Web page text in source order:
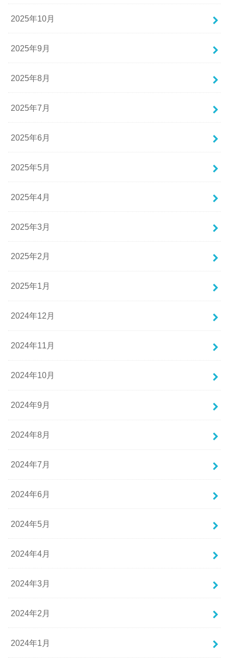
2025年10月
2025年9月
2025年8月
2025年7月
2025年6月
2025年5月
2025年4月
2025年3月
2025年2月
2025年1月
2024年12月
2024年11月
2024年10月
2024年9月
2024年8月
2024年7月
2024年6月
2024年5月
2024年4月
2024年3月
2024年2月
2024年1月